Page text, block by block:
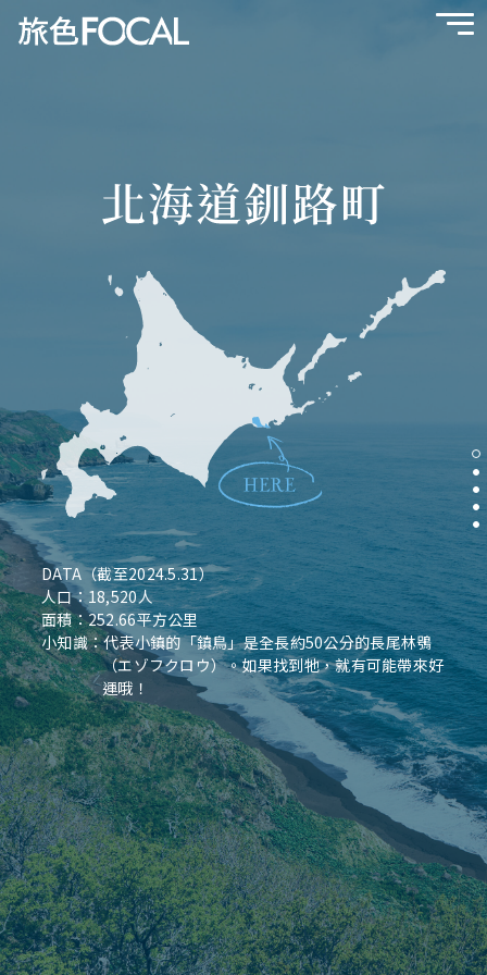
DATA（截至2024.5.31）
人口：18,520人
面積：252.66平方公里
小知識：代表小鎮的「鎮鳥」是全長約50公分的長尾林鴞
（エゾフクロウ）。如果找到牠，就有可能帶來好
運哦！